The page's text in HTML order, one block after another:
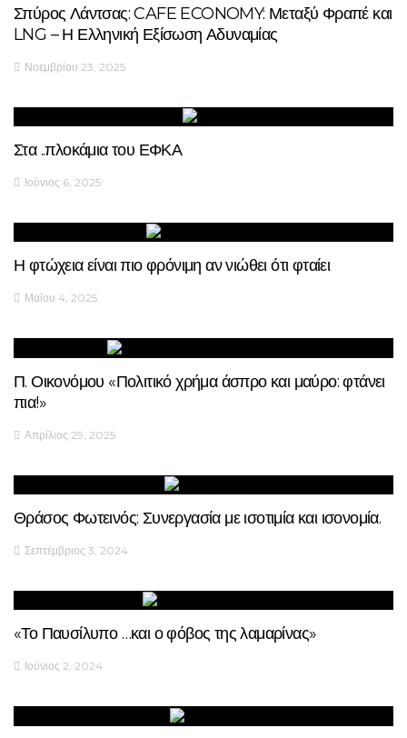
Σπύρος Λάντσας: CAFE ECONOMY: Μεταξύ Φραπέ και
LNG – Η Ελληνική Εξίσωση Αδυναμίας
Νοεμβρίου 23, 2025
Στα ..πλοκάμια του ΕΦΚΑ
Ιούνιος 6, 2025
Η φτώχεια είναι πιο φρόνιμη αν νιώθει ότι φταίει
Μαΐου 4, 2025
Π. Οικονόμου «Πολιτικό χρήμα άσπρο και μαύρο: φτάνει
πια!»
Απρίλιος 29, 2025
Θράσος Φωτεινός: Συνεργασία με ισοτιμία και ισονομία.
Σεπτέμβριος 3, 2024
«Το Παυσίλυπο …και ο φόβος της λαμαρίνας»
Ιούνιος 2, 2024